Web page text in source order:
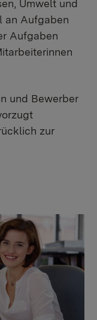
Umwelt und
an Aufgaben
Aufgaben
und Bewerber
zur